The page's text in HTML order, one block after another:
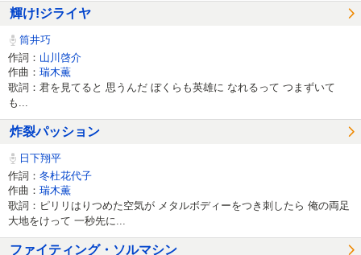
輝け!ジライヤ
筒井巧
作詞： 山川啓介
作曲： 瑞木薫
歌詞：君を見てると 思うんだ ぼくらも英雄に なれるって つまずいて
も...
炸裂パッション
日下翔平
作詞： 冬杜花代子
作曲： 瑞木薫
歌詞：ピリリはりつめた空気が メタルボディーをつき刺したら 俺の両足
大地をけって 一秒先に...
ファイティング・ソルマシン